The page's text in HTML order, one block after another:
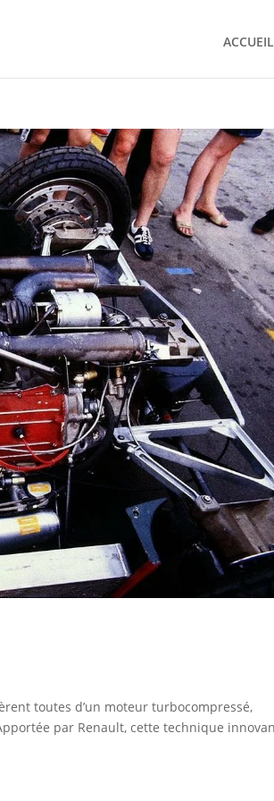
ACCUEIL
toutes d’un moteur turbocompressé,
par Renault, cette technique